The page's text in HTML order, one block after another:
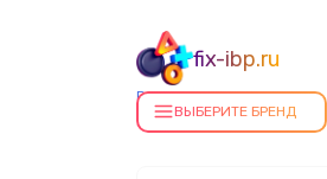
fix-ibp.ru
Ремонт ИБП в Ижевске
ВЫБЕРИТЕ БРЕНД